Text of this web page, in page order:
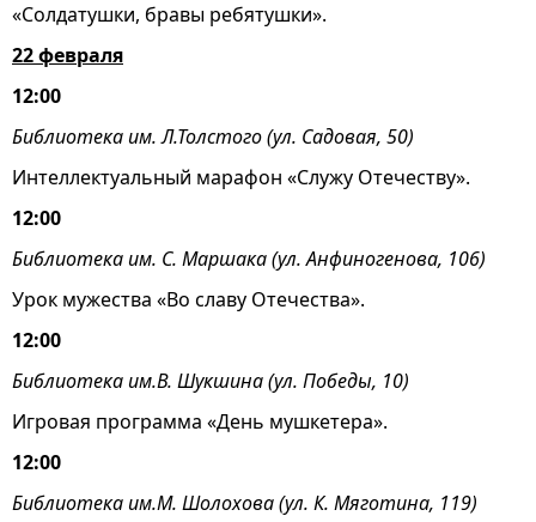
«Солдатушки, бравы ребятушки».
22 февраля
12:00
Библиотека им. Л.Толстого (ул. Садовая, 50)
Интеллектуальный марафон «Служу Отечеству».
12:00
Библиотека им. С. Маршака (ул. Анфиногенова, 106)
Урок мужества «Во славу Отечества».
12:00
Библиотека им.В. Шукшина (ул. Победы, 10)
Игровая программа «День мушкетера».
12:00
Библиотека им.М. Шолохова (ул. К. Мяготина, 119)